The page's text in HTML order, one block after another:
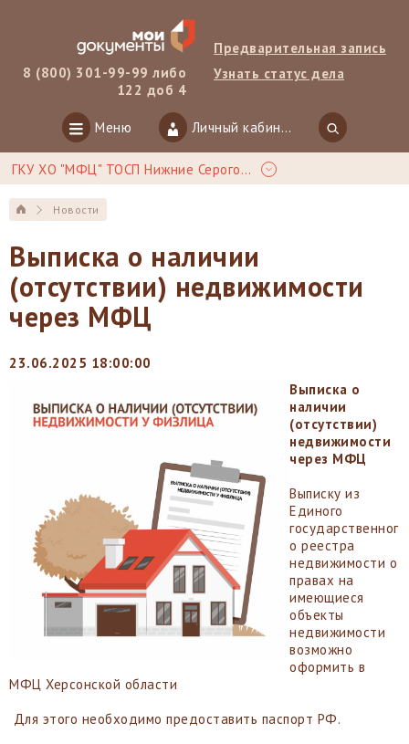
8 (800) 301-99-99 либо
122 доб 4
Предварительная запись
Узнать статус дела
Меню Личный кабинет
ГКУ ХО "МФЦ" ТОСП Нижние Серогозы
Новости
Выписка о наличии
(отсутствии) недвижимости
через МФЦ
23.06.2025 18:00:00
Выписка о
наличии
(отсутствии)
недвижимости
через МФЦ
Выписку из
Единого
государственног
о реестра
недвижимости о
правах на
имеющиеся
объекты
недвижимости
возможно
оформить в
МФЦ Херсонской области
Для этого необходимо предоставить паспорт РФ.